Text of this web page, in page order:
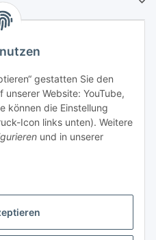
gestatten Sie den
Website: YouTube,
können die Einstellung
Icon links unten). Weitere
und in unserer